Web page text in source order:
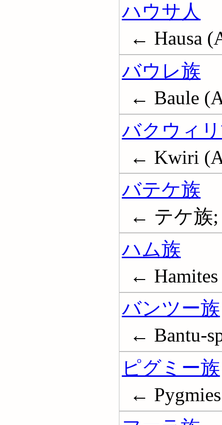
ハウサ人
← Hausa
バウレ族
← Baule
バクウィ
← Kwiri
バテケ族
← テケ族;
ハム族
← Hamites
バンツー族
← Bantu-
ピグミー族
← Pygmies